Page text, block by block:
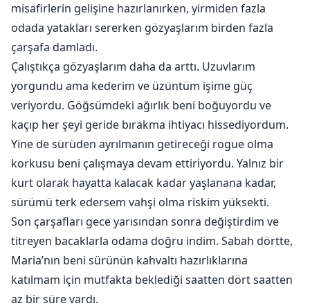
misafirlerin gelişine hazırlanırken, yirmiden fazla
odada yatakları sererken gözyaşlarım birden fazla
çarşafa damladı.
Çalıştıkça gözyaşlarım daha da arttı. Uzuvlarım
yorgundu ama kederim ve üzüntüm işime güç
veriyordu. Göğsümdeki ağırlık beni boğuyordu ve
kaçıp her şeyi geride bırakma ihtiyacı hissediyordum.
Yine de sürüden ayrılmanın getireceği rogue olma
korkusu beni çalışmaya devam ettiriyordu. Yalnız bir
kurt olarak hayatta kalacak kadar yaşlanana kadar,
sürümü terk edersem vahşi olma riskim yüksekti.
Son çarşafları gece yarısından sonra değiştirdim ve
titreyen bacaklarla odama doğru indim. Sabah dörtte,
Maria’nın beni sürünün kahvaltı hazırlıklarına
katılmam için mutfakta beklediği saatten dört saatten
az bir süre vardı.